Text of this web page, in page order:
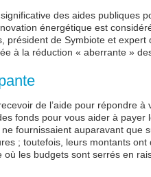
des aides publiques
énergétique est
président de Symbiote et
à la réduction « aberrante » des
de l’aide pour répondre à
fonds pour vous aider à
fournissaient auparavant que
; toutefois, leurs montants
les budgets sont serrés en